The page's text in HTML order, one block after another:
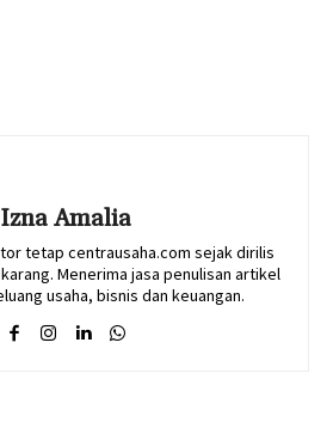
Izna Amalia
tetap centrausaha.com sejak dirilis
Menerima jasa penulisan artikel
usaha, bisnis dan keuangan.